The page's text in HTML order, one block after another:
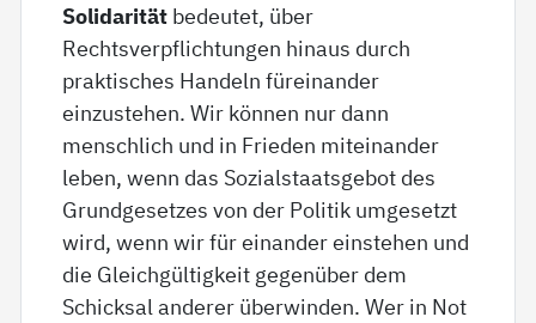
Solidarität bedeutet, über
Rechtsverpflichtungen hinaus durch
praktisches Handeln füreinander
einzustehen. Wir können nur dann
menschlich und in Frieden miteinander
leben, wenn das Sozialstaatsgebot des
Grundgesetzes von der Politik umgesetzt
wird, wenn wir für einander einstehen und
die Gleichgültigkeit gegenüber dem
Schicksal anderer überwinden. Wer in Not